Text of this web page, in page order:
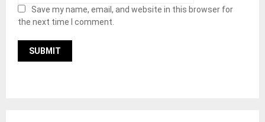
Save my name, email, and website in this browser for
the next time I comment.